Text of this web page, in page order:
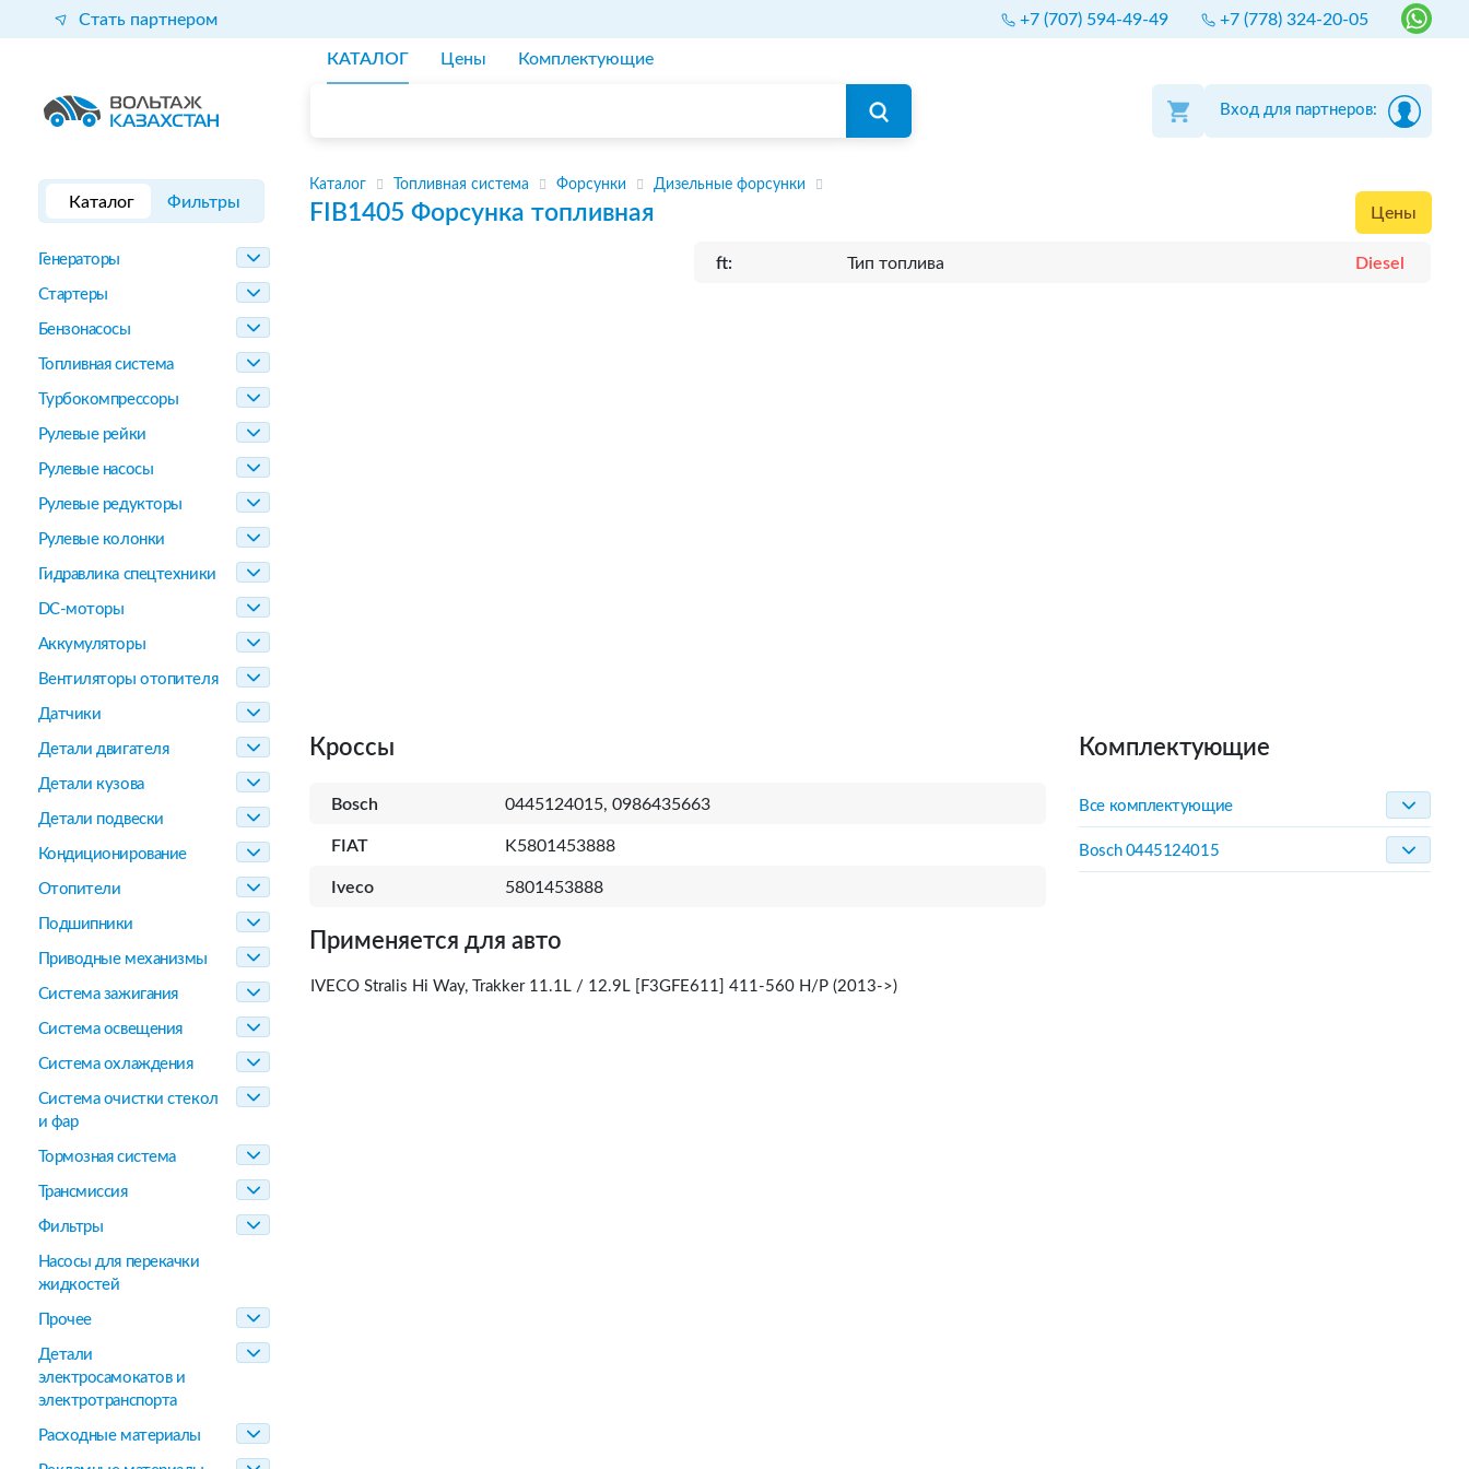
Стать партнером +7 (707) 594-49-49 +7 (778) 324-20-05
КАТАЛОГ Цены Комплектующие
Вход для партнеров:
Каталог Фильтры
Генераторы
Стартеры
Бензонасосы
Топливная система
Турбокомпрессоры
Рулевые рейки
Рулевые насосы
Рулевые редукторы
Рулевые колонки
Гидравлика спецтехники
DC-моторы
Аккумуляторы
Вентиляторы отопителя
Датчики
Детали двигателя
Детали кузова
Детали подвески
Кондиционирование
Отопители
Подшипники
Приводные механизмы
Система зажигания
Система освещения
Система охлаждения
Система очистки стекол
и фар
Тормозная система
Трансмиссия
Фильтры
Насосы для перекачки
жидкостей
Прочее
Детали
электросамокатов и
электротранспорта
Расходные материалы
Каталог Топливная система Форсунки Дизельные форсунки
FIB1405 Форсунка топливная Цены
ft: Тип топлива Diesel
Кроссы
Bosch 0445124015, 0986435663
FIAT K5801453888
Iveco 5801453888
Применяется для авто
IVECO Stralis Hi Way, Trakker 11.1L / 12.9L [F3GFE611] 411-560 H/P (2013->)
Комплектующие
Все комплектующие
Bosch 0445124015